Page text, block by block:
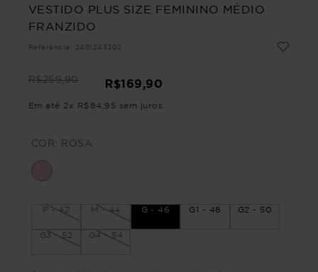
VESTIDO PLUS SIZE FEMININO MÉDIO
FRANZIDO
Referência : 2461243302
R$259,90 R$169,90
Em até 2 x R$ 84 95 sem juros
COR: ROSA
P - 42 M - 44 G - 46 G1 - 48 G2 - 50
G3 - 52 G4 - 54